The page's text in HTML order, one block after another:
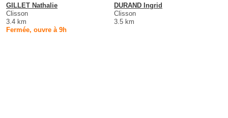
GILLET Nathalie
Clisson
3.4 km
Fermée, ouvre à 9h
DURAND Ingrid
Clisson
3.5 km